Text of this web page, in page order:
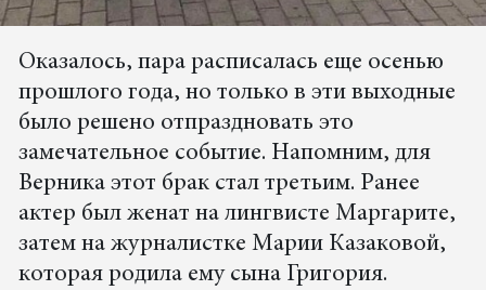
Оказалось, пара расписалась еще осенью
прошлого года, но только в эти выходные
было решено отпраздновать это
замечательное событие. Напомним, для
Верника этот брак стал третьим. Ранее
актер был женат на лингвисте Маргарите,
затем на журналистке Марии Казаковой,
которая родила ему сына Григория.